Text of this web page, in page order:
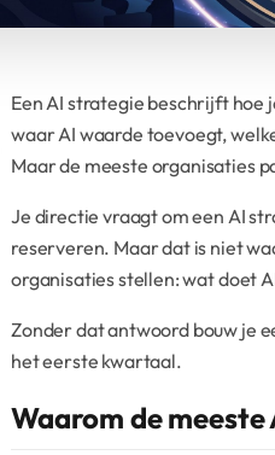
Een AI strategie beschrijft
waar AI waarde toevoegt,
Maar de meeste organisaties
Je directie vraagt om een AI
reserveren. Maar dat is niet
organisaties stellen: wat doet
Zonder dat antwoord bouw je
het eerste kwartaal.
Waarom de